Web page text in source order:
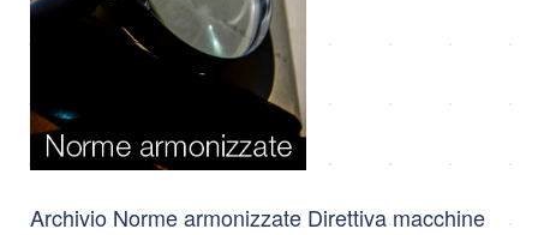
Archivio Norme armonizzate Direttiva macchine